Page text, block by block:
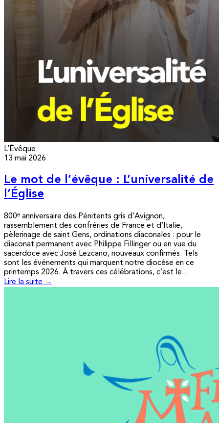
L’Évêque
13 mai 2026
Le mot de l’évêque : L’universalité de
l’Église
800ᵉ anniversaire des Pénitents gris d’Avignon,
rassemblement des confréries de France et d’Italie,
pèlerinage de saint Gens, ordinations diaconales : pour le
diaconat permanent avec Philippe Fillinger ou en vue du
sacerdoce avec José Lezcano, nouveaux confirmés. Tels
sont les événements qui marquent notre diocèse en ce
printemps 2026. À travers ces célébrations, c’est le...
Lire la suite →